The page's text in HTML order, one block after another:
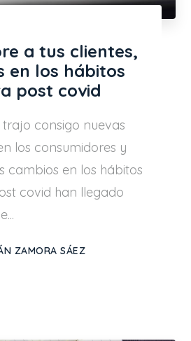
a tus clientes,
en los hábitos
post covid
consigo nuevas
los consumidores y
cambios en los hábitos
covid han llegado
ZAMORA SÁEZ